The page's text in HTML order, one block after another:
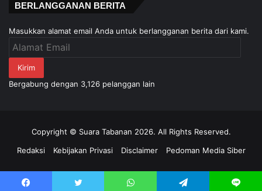
BERLANGGANAN BERITA
Masukkan alamat email Anda untuk berlangganan berita dari kami.
Alamat
Kirim
Bergabung dengan 3,126 pelanggan lain
Copyright © Suara Tabanan 2026. All Rights Reserved.
Redaksi
Kebijakan Privasi Disclaimer Pedoman Media Siber